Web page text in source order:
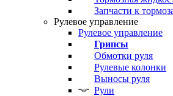
Запчасти к
Рулевое управление
Рулевое управление
Грипсы
Обмотки руля
Рулевые колонки
Выносы руля
Рули